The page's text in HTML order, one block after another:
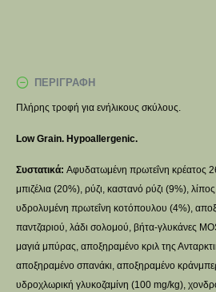
ΠΕΡΙΓΡΑΦΉ
Πλήρης τροφή για ενήλικους σκύλους.
Low Grain. Hypoallergenic.
Συστατικά: Αφυδατωμένη πρωτεΐνη κρέατος
μπιζέλια (20%), ρύζι, καστανό ρύζι (9%),
υδρολυμένη πρωτεΐνη κοτόπουλου (4%),
παντζαριού, λάδι σολομού, βήτα-γλυκάνες
μαγιά μπύρας, αποξηραμένο κριλ της
αποξηραμένο σπανάκι, αποξηραμένο
υδροχλωρική γλυκοζαμίνη (100 mg/kg),